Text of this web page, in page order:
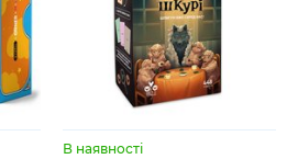
В наявності